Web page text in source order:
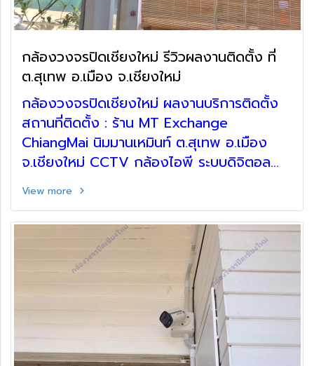
กล้องวงจรปิดเชียงใหม่ รีวิวผลงานติดตั้ง ที่
ต.สุเทพ อ.เมือง จ.เชียงใหม่
กล้องวงจรปิดเชียงใหม่ ผลงานบริการติดตั้ง
สถานที่ติดตั้ง : ร้าน MT Exchange
ChiangMai นิมมานเหมินท์ ต.สุเทพ อ.เมือง
จ.เชียงใหม่ CCTV กล้องไอพี ระบบดิจิตอล
View more